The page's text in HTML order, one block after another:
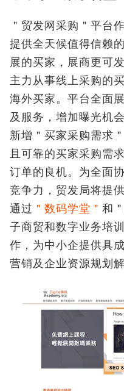
＂贸发网采购＂平台
提供全天候值得信赖
展的买家，展商更可
主力从事线上采购的
海外买家。平台全面
及服务，增加曝光机
新增＂买家采购需求
且可靠的买家采购需
订单的良机。为全面
竞争力，贸发局将提
通过 ＂数码学堂＂ 和
子商贸和数字业务培
作，为中小企提供具
营销及企业资源规划解